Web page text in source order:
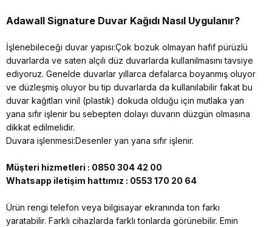
Adawall Signature Duvar Kağıdı Nasıl Uygulanır?
İşlenebileceği duvar yapısı:Çok bozuk olmayan hafif pürüzlü
duvarlarda ve saten alçılı düz duvarlarda kullanılmasını tavsiye
ediyoruz. Genelde duvarlar yıllarca defalarca boyanmış oluyor
ve düzleşmiş oluyor bu tip duvarlarda da kullanılabilir fakat bu
duvar kağıtları vinil (plastik) dokuda olduğu için mutlaka yan
yana sıfır işlenir bu sebepten dolayı duvarın düzgün olmasına
dikkat edilmelidir.
Duvara işlenmesi:Desenler yan yana sıfır işlenir.
Müşteri hizmetleri : 0850 304 42 00
Whatsapp iletişim hattımız : 0553 170 20 64
Ürün rengi telefon veya bilgisayar ekranında ton farkı
yaratabilir. Farklı cihazlarda farklı tonlarda görünebilir. Emin